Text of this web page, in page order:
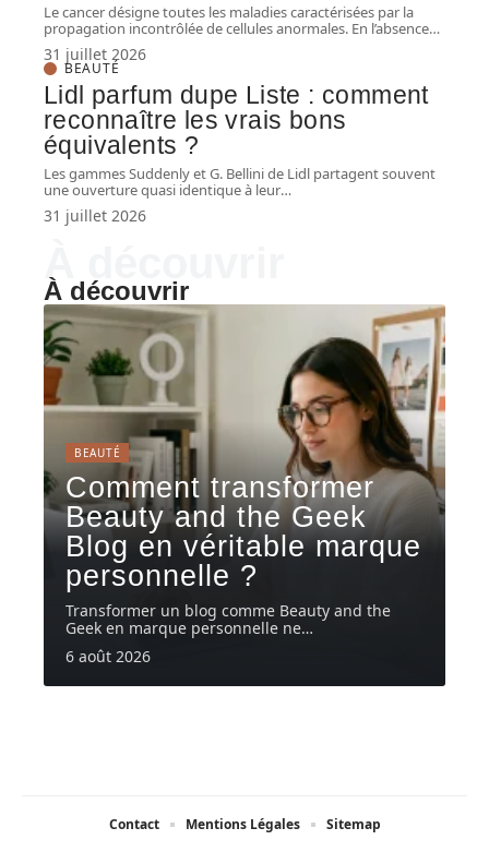
Le cancer désigne toutes les maladies caractérisées par la
propagation incontrôlée de cellules anormales. En l’absence…
31 juillet 2026
BEAUTÉ
Lidl parfum dupe Liste : comment
reconnaître les vrais bons
équivalents ?
Les gammes Suddenly et G. Bellini de Lidl partagent souvent
une ouverture quasi identique à leur…
31 juillet 2026
À découvrir
BEAUTÉ
Comment transformer
Beauty and the Geek
Blog en véritable marque
personnelle ?
Transformer un blog comme Beauty and the
Geek en marque personnelle ne…
6 août 2026
Contact Mentions Légales Sitemap